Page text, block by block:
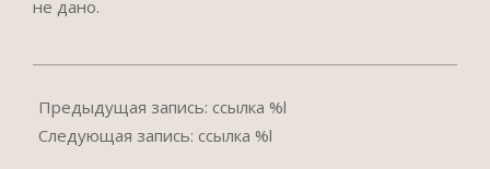
не дано.
05-
05
Предыдущая запись: ссылка %l
Следующая запись: ссылка %l